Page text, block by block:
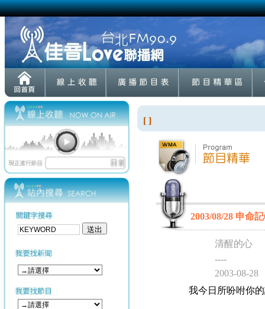
[ ]
2003/08/28 申命
清醒的心
----
2003-08-28
我今日所吩咐你